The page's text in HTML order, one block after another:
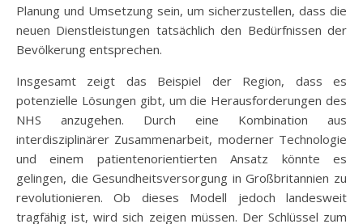
Planung und Umsetzung sein, um sicherzustellen, dass die
neuen Dienstleistungen tatsächlich den Bedürfnissen der
Bevölkerung entsprechen.
Insgesamt zeigt das Beispiel der Region, dass es
potenzielle Lösungen gibt, um die Herausforderungen des
NHS anzugehen. Durch eine Kombination aus
interdisziplinärer Zusammenarbeit, moderner Technologie
und einem patientenorientierten Ansatz könnte es
gelingen, die Gesundheitsversorgung in Großbritannien zu
revolutionieren. Ob dieses Modell jedoch landesweit
tragfähig ist, wird sich zeigen müssen. Der Schlüssel zum